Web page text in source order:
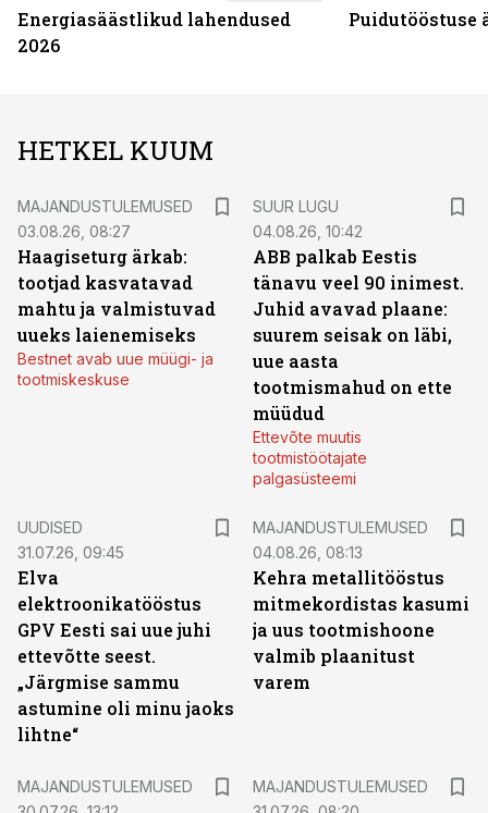
Energiasäästlikud lahendused
2026
Puidutööstuse
HETKEL KUUM
MAJANDUSTULEMUSED
03.08.26, 08:27
Haagiseturg ärkab:
tootjad kasvatavad
mahtu ja valmistuvad
uueks laienemiseks
Bestnet avab uue müügi- ja
tootmiskeskuse
SUUR LUGU
04.08.26, 10:42
ABB palkab Eestis
tänavu veel 90 inimest.
Juhid avavad plaane:
suurem seisak on läbi,
uue aasta
tootmismahud on ette
müüdud
Ettevõte muutis
tootmistöötajate
palgasüsteemi
UUDISED
31.07.26, 09:45
Elva
elektroonikatööstus
GPV Eesti sai uue juhi
ettevõtte seest.
„Järgmise sammu
astumine oli minu jaoks
lihtne“
MAJANDUSTULEMUSED
04.08.26, 08:13
Kehra metallitööstus
mitmekordistas kasumi
ja uus tootmishoone
valmib plaanitust
varem
MAJANDUSTULEMUSED
MAJANDUSTULEMUSED